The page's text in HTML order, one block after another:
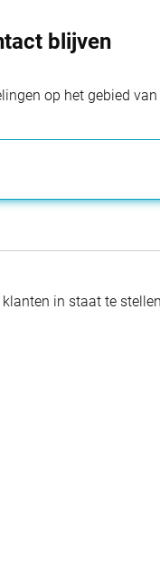
blijven
op het gebied
in staat te